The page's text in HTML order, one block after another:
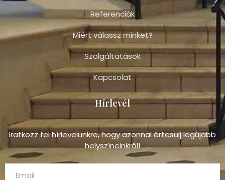
Referenciák
Miért válassz minket?
Szolgáltatások
Kapcsolat
Hírlevél
Iratkozz fel hírlevelünkre, hogy azonnal értesülj legújabb
helyszíneinkről!